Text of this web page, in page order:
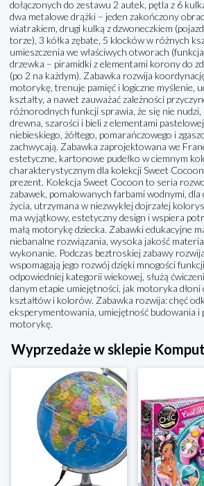
dołączonych do zestawu 2 autek, pętla z 6
dwa metalowe drążki – jeden zakończony
wiatrakiem, drugi kulką z dzwoneczkiem
torze), 3 kółka zębate, 5 klocków w różnych
umieszczenia we właściwych otworach
drzewka – piramidki z elementami korony do
(po 2 na każdym). Zabawka rozwija
motorykę, trenuje pamięć i logiczne myślenie,
kształty, a nawet zauważać zależności
różnorodnych funkcji sprawia, że się nie
drewna, szarości i bieli z elementami
niebieskiego, żółtego, pomarańczowego i
zachwycają. Zabawka zaprojektowana we
estetyczne, kartonowe pudełko w ciemnym
charakterystycznym dla kolekcji Sweet
prezent. Kolekcja Sweet Cocoon to seria
zabawek, pomalowanych farbami wodnymi, dla
życia, utrzymana w niezwykłej dojrzałej
ma wyjątkowy, estetyczny design i wspiera
małą motorykę dziecka. Zabawki edukacyjne
niebanalne rozwiązania, wysoka jakość
wykonanie. Podczas beztroskiej zabawy
wspomagają jego rozwój dzięki mnogości
odpowiedniej kategorii wiekowej, służą
danym etapie umiejętności, jak motoryka dłoni
kształtów i kolorów. Zabawka rozwija: chęć
eksperymentowania, umiejętność budowania i
motorykę.
Wyprzedaże w sklepie